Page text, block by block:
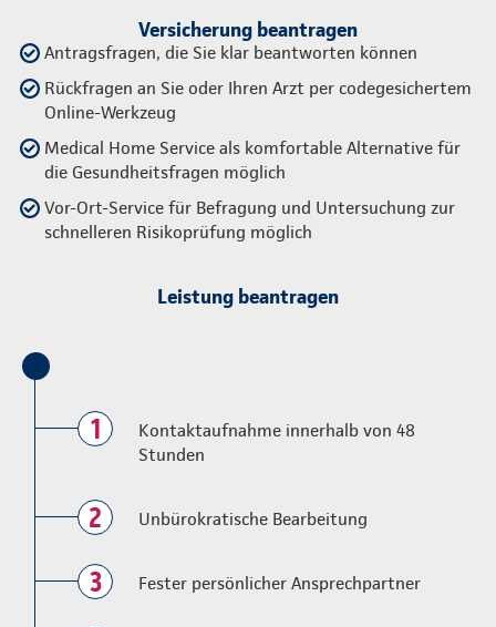
Versicherung beantragen
Antragsfragen, die Sie klar beantworten können
Rückfragen an Sie oder Ihren Arzt per codegesichertem
Online-Werkzeug
Medical Home Service als komfortable Alternative für
die Gesundheitsfragen möglich
Vor-Ort-Service für Befragung und Untersuchung zur
schnelleren Risikoprüfung möglich
Leistung beantragen
1
Kontaktaufnahme innerhalb von 48
Stunden
2 Unbürokratische Bearbeitung
3 Fester persönlicher Ansprechpartner